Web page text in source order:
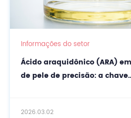
Informações do setor
Ácido araquidônico (ARA)
de pele de precisão: a chave
2026.03.02